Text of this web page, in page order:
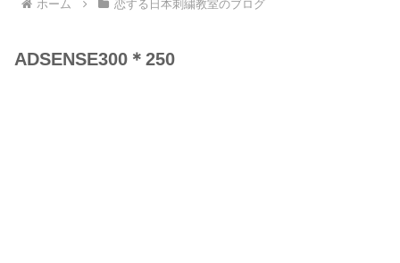
ホーム 恋する日本刺繍教室のブログ
ADSENSE300＊250